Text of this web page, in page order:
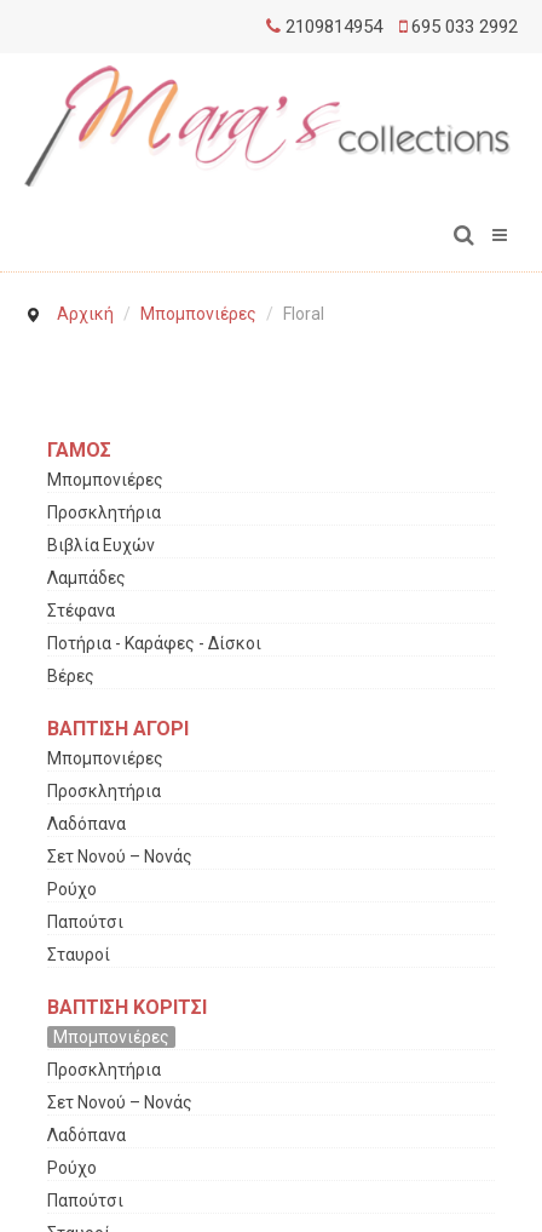
2109814954 695 033 2992
Αρχική / Μπομπονιέρες / Floral
ΓΑΜΟΣ
Μπομπονιέρες
Προσκλητήρια
Βιβλία Ευχών
Λαμπάδες
Στέφανα
Ποτήρια - Καράφες - Δίσκοι
Βέρες
ΒΑΠΤΙΣΗ ΑΓΟΡΙ
Μπομπονιέρες
Προσκλητήρια
Λαδόπανα
Σετ Νονού – Νονάς
Ρούχο
Παπούτσι
Σταυροί
ΒΑΠΤΙΣΗ ΚΟΡΙΤΣΙ
Μπομπονιέρες
Προσκλητήρια
Σετ Νονού – Νονάς
Λαδόπανα
Ρούχο
Παπούτσι